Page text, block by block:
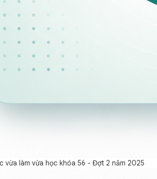
vừa làm vừa học khóa 56 - Đợt 2 năm 2025